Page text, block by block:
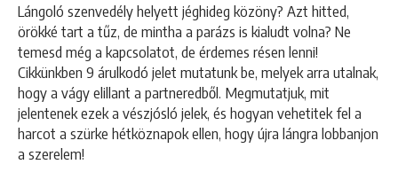
Lángoló szenvedély helyett jéghideg közöny? Azt hitted,
örökké tart a tűz, de mintha a parázs is kialudt volna? Ne
temesd még a kapcsolatot, de érdemes résen lenni!
Cikkünkben 9 árulkodó jelet mutatunk be, melyek arra utalnak,
hogy a vágy elillant a partneredből. Megmutatjuk, mit
jelentenek ezek a vészjósló jelek, és hogyan vehetitek fel a
harcot a szürke hétköznapok ellen, hogy újra lángra lobbanjon
a szerelem!